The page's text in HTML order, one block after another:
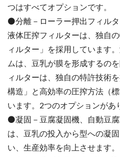
つはすべてオプションです。
⚫️分離－ローラー押出フィル
液体圧搾フィルターは、独自
ィルター」を採用しています
ムは、豆乳が膜を形成するの
ィルターは、独自の特許技術
構造」と高効率の圧搾方法（
います。2つのオプションがあ
⚫️凝固－豆腐凝固機、自動豆
は、豆乳の投入から型への凝
い、生産効率を向上させます